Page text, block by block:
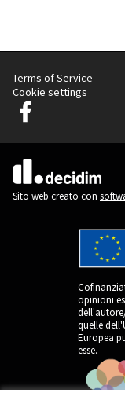
Terms of Service
Cookie settings
Decidim Lubiana su
(Collegamento
Sito web creato con
opinioni
quelle
Europea
esse.